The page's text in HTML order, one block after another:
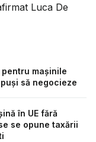
Luca De
mașinile
să negocieze
în UE fără
se opune taxării